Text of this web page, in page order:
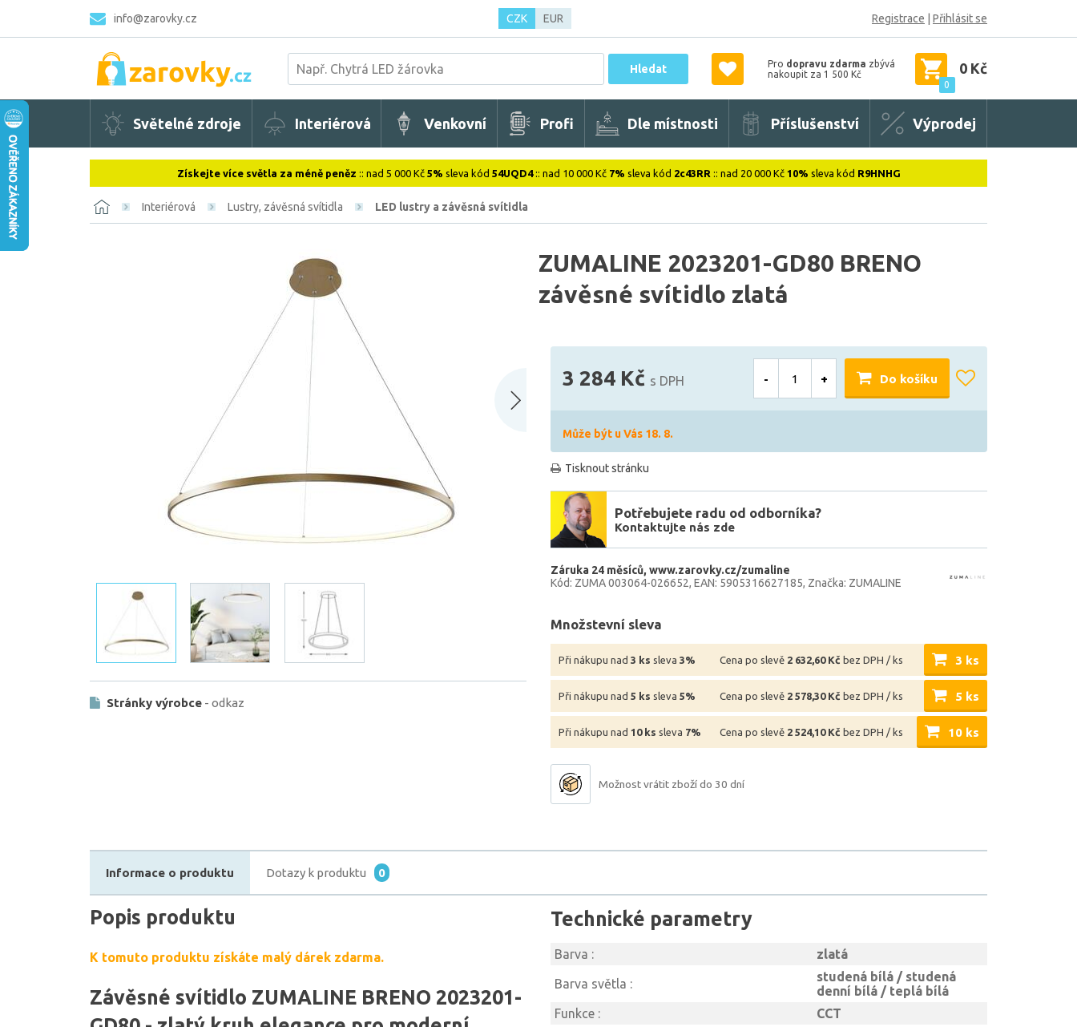
info@zarovky.cz CZK EUR Registrace Přihlásit se
Hledat Pro dopravu zdarma zbývá
nakoupit za 1 500 Kč
0
0 Kč
Světelné zdroje Interiérová Venkovní Profi Dle místnosti Příslušenství Výprodej
Získejte více světla za méně peněz :: nad 5 000 Kč 5% sleva kód 54UQD4:: nad 10 000 Kč 7% sleva kód 2c43RR :: nad 20 000 Kč 10% sleva kód R9HNHG
Interiérová Lustry, závěsná svítidla LED lustry a závěsná svítidla
ZUMALINE 2023201-GD80 BRENO
závěsné svítidlo zlatá
Stránky výrobce - odkaz
3 284 Kč s DPH - + Do košíku
Může být u Vás 18. 8.
Tisknout stránku
Potřebujete radu od odborníka?
Kontaktujte nás zde
Záruka 24 měsíců www.zarovky.cz/zumaline
Kód: ZUMA 003064-026652 EAN: 5905316627185 Značka: ZUMALINE
Množstevní sleva
Při nákupu nad 3 ks sleva 3% Cena po slevě 2 632,60 Kč bez DPH / ks 3 ks
Při nákupu nad 5 ks sleva 5% Cena po slevě 2 578,30 Kč bez DPH / ks 5 ks
Při nákupu nad 10 ks sleva 7% Cena po slevě 2 524,10 Kč bez DPH / ks 10 ks
Možnost vrátit zboží do 30 dní
Informace o produktu Dotazy k produktu 0
Popis produktu
K tomuto produktu získáte malý dárek zdarma.
Závěsné svítidlo ZUMALINE BRENO 2023201-
Technické parametry
Barva : zlatá
Barva světla :
studená bílá / studená
denní bílá / teplá bílá
Funkce :
CCT